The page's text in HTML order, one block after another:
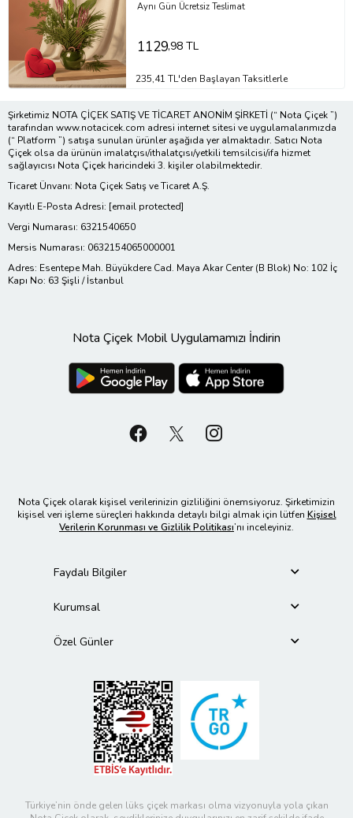
Aynı Gün Ücretsiz Teslimat
1129,98 TL
235,41 TL'den Başlayan Taksitlerle
Şirketimiz NOTA ÇİÇEK SATIŞ VE TİCARET ANONİM ŞİRKETİ (“ Nota Çiçek ”)
tarafından www.notacicek.com adresi internet sitesi ve uygulamalarımızda
(“ Platform ”) satışa sunulan ürünler aşağıda yer almaktadır. Satıcı Nota
Çiçek olsa da ürünün imalatçısı/ithalatçısı/yetkili temsilcisi/ifa hizmet
sağlayıcısı Nota Çiçek haricindeki 3. kişiler olabilmektedir.
Ticaret Ünvanı: Nota Çiçek Satış ve Ticaret A.Ş.
Kayıtlı E-Posta Adresi: [email protected]
Vergi Numarası: 6321540650
Mersis Numarası: 0632154065000001
Adres: Esentepe Mah. Büyükdere Cad. Maya Akar Center (B Blok) No: 102 İç
Kapı No: 63 Şişli / İstanbul
Nota Çiçek Mobil Uygulamamızı İndirin
Nota Çiçek olarak kişisel verilerinizin gizliliğini önemsiyoruz. Şirketimizin
kişisel veri işleme süreçleri hakkında detaylı bilgi almak için lütfen Kişisel
Verilerin Korunması ve Gizlilik Politikası’nı inceleyiniz.
Faydalı Bilgiler
Kurumsal
Özel Günler
Türkiye’nin önde gelen lüks çiçek markası olma vizyonuyla yola çıkan